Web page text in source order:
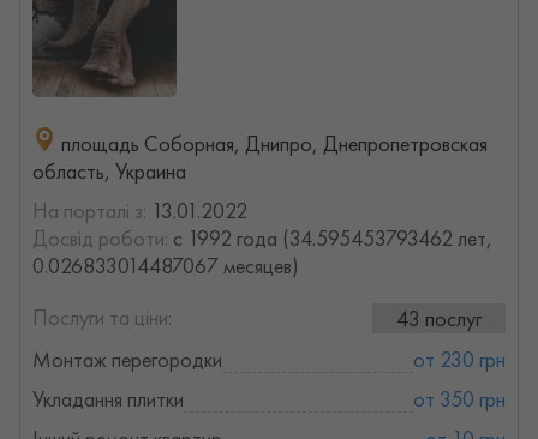
площадь Соборная, Днипро, Днепропетровская
область, Украина
На порталі з: 13.01.2022
Досвід роботи: с 1992 года (34.595453793462 лет,
0.026833014487067 месяцев)
Послуги та ціни:
43 послуг
Монтаж перегородки
от 230 грн
Укладання плитки
от 350 грн